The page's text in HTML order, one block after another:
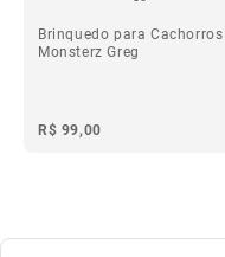
Brinquedo para Cachorros
Monsterz Greg
R$ 99,00